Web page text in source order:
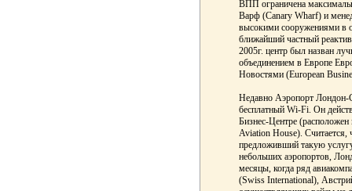
ВПП ограничена
Варф (Canary Wharf) и
высокими сооружениями в
ближайший частный
2005г. центр был назван
объединением в Европе
Новостями (European
Недавно Аэропорт Лондон-
бесплатный Wi-Fi. Он
Бизнес-Центре
Aviation House). Считается,
предложивший такую
небольших аэропортов,
месяцы, когда ряд
(Swiss International),